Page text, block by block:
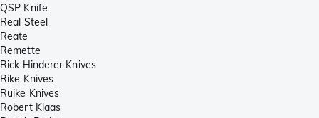
QSP Knife
Real Steel
Reate
Remette
Rick Hinderer Knives
Rike Knives
Ruike Knives
Robert Klaas